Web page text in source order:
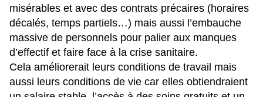
misérables et avec des contrats précaires (horaires
décalés, temps partiels…) mais aussi l’embauche
massive de personnels pour palier aux manques
d’effectif et faire face à la crise sanitaire.
Cela améliorerait leurs conditions de travail mais
aussi leurs conditions de vie car elles obtiendraient